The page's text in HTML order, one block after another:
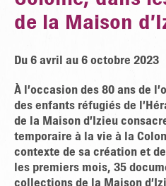
de la Maison
Du 6 avril au 6 octobre 2023
À l’occasion des 80 ans de
des enfants réfugiés de
de la Maison d’Izieu
temporaire à la vie à la
contexte de sa création et
les premiers mois, 35
collections de la Maison